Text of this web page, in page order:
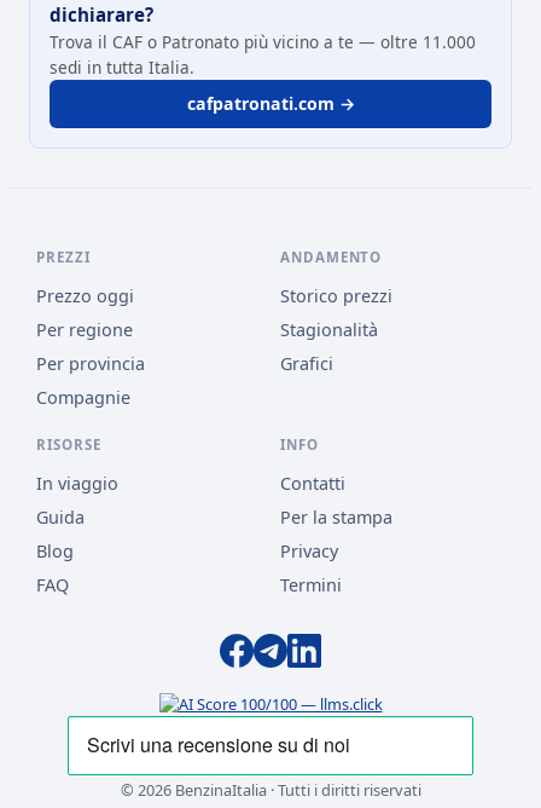
dichiarare?
Trova il CAF o Patronato più vicino a te — oltre 11.000
sedi in tutta Italia.
cafpatronati.com →
PREZZI
Prezzo oggi
Per regione
Per provincia
Compagnie
ANDAMENTO
Storico prezzi
Stagionalità
Grafici
RISORSE
In viaggio
Guida
Blog
FAQ
INFO
Contatti
Per la stampa
Privacy
Termini
© 2026 BenzinaItalia · Tutti i diritti riservati